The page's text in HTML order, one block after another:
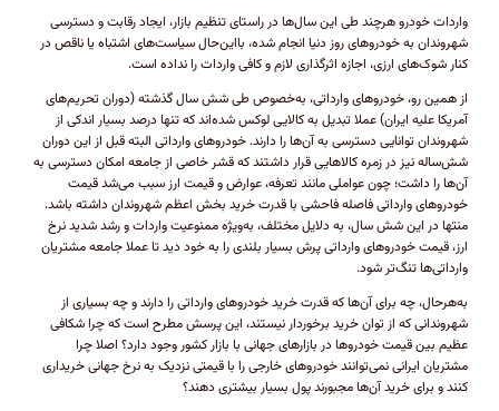
واردات خودرو هرچند طی این سال‌ها در راستای تنظیم بازار، ایجاد رقابت و دسترسی
شهروندان به خودرو‌های روز دنیا انجام شده، با‌این‌حال سیاست‌های اشتباه یا ناقص در
کنار شوک‌های ارزی، اجازه اثرگذاری لازم و کافی واردات را نداده است.
از همین رو، خودرو‌های وارداتی، به‌خصوص طی شش سال گذشته (دوران تحریم‌های
آمریکا علیه ایران) عملا تبدیل به کالایی لوکس شده‌اند که تنها درصد بسیار اندکی از
شهروندان توانایی دسترسی به آن‌ها را دارند. خودرو‌های وارداتی البته قبل از این دوران
شش‌ساله نیز در زمره کالا‌هایی قرار داشتند که قشر خاصی از جامعه امکان دسترسی به
آن‌ها را داشت؛ چون عواملی مانند تعرفه، عوارض و قیمت ارز سبب می‌شد قیمت
خودرو‌های وارداتی فاصله فاحشی با قدرت خرید بخش اعظم شهروندان داشته باشد.
منتها در این شش سال، به دلایل مختلف، به‌ویژه ممنوعیت واردات و رشد شدید نرخ
ارز، قیمت خودرو‌های وارداتی پرش بسیار بلندی را به خود دید تا عملا جامعه مشتریان
وارداتی‌ها تنگ‌تر شود.
به‌هر‌حال، چه برای آن‌ها که قدرت خرید خودرو‌های وارداتی را دارند و چه بسیاری از
شهروندانی که از توان خرید برخوردار نیستند، این پرسش مطرح است که چرا شکافی
عظیم بین قیمت خودرو‌ها در بازار‌های جهانی با بازار کشور وجود دارد؟ اصلا چرا
مشتریان ایرانی نمی‌توانند خودرو‌های خارجی را با قیمتی نزدیک به نرخ جهانی خریداری
کنند و برای خرید آن‌ها مجبورند پول بسیار بیشتری دهند؟